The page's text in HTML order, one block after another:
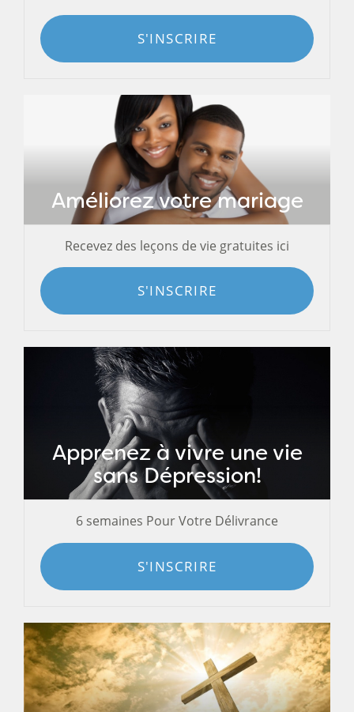
S'INSCRIRE
Améliorez votre mariage
Recevez des leçons de vie gratuites ici
S'INSCRIRE
Apprenez à vivre une vie
sans Dépression!
6 semaines Pour Votre Délivrance
S'INSCRIRE